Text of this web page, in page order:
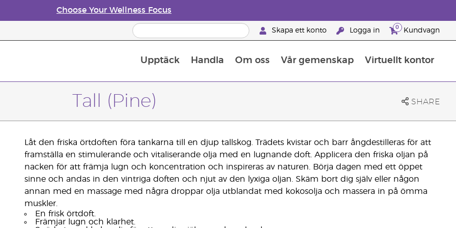
Choose Your Wellness Focus
Skapa ett konto Logga in 0 Kundvagn
Upptäck Handla Om oss Vår gemenskap Virtuellt kontor
Tall (Pine) SHARE
Låt den friska örtdoften föra tankarna till en djup tallskog. Trädets kvistar och barr ångdestilleras för att
framställa en stimulerande och vitaliserande olja med en lugnande doft. Applicera den friska oljan på
nacken för att främja lugn och koncentration och inspireras av naturen. Börja dagen med ett öppet
sinne och andas in den vintriga doften och njut av den lyxiga oljan. Skäm bort dig själv eller någon
annan med en massage med några droppar olja utblandat med kokosolja och massera in på ömma
muskler.
En frisk örtdoft.
Främjar lugn och klarhet.